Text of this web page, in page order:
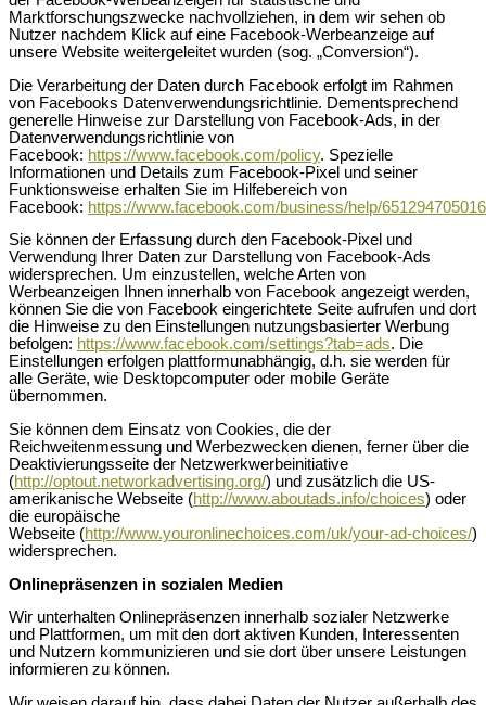
Marktforschungszwecke nachvollziehen, in dem wir sehen ob
Nutzer nachdem Klick auf eine Facebook-Werbeanzeige auf
unsere Website weitergeleitet wurden (sog. „Conversion“).
Die Verarbeitung der Daten durch Facebook erfolgt im Rahmen
von Facebooks Datenverwendungsrichtlinie. Dementsprechend
generelle Hinweise zur Darstellung von Facebook-Ads, in der
Datenverwendungsrichtlinie von
Facebook: https://www.facebook.com/policy. Spezielle
Informationen und Details zum Facebook-Pixel und seiner
Funktionsweise erhalten Sie im Hilfebereich von
Facebook: https://www.facebook.com/business/help/
Sie können der Erfassung durch den Facebook-Pixel und
Verwendung Ihrer Daten zur Darstellung von Facebook-Ads
widersprechen. Um einzustellen, welche Arten von
Werbeanzeigen Ihnen innerhalb von Facebook angezeigt werden,
können Sie die von Facebook eingerichtete Seite aufrufen und dort
die Hinweise zu den Einstellungen nutzungsbasierter Werbung
befolgen: https://www.facebook.com/settings?tab=ads. Die
Einstellungen erfolgen plattformunabhängig, d.h. sie werden für
alle Geräte, wie Desktopcomputer oder mobile Geräte
übernommen.
Sie können dem Einsatz von Cookies, die der
Reichweitenmessung und Werbezwecken dienen, ferner über die
Deaktivierungsseite der Netzwerkwerbeinitiative
(http://optout.networkadvertising.org/) und zusätzlich die US-
amerikanische Webseite (http://www.aboutads.info/choices) oder
die europäische
Webseite (http://www.youronlinechoices.com/uk/your-ad-choices/)
widersprechen.
Onlinepräsenzen in sozialen Medien
Wir unterhalten Onlinepräsenzen innerhalb sozialer Netzwerke
und Plattformen, um mit den dort aktiven Kunden, Interessenten
und Nutzern kommunizieren und sie dort über unsere Leistungen
informieren zu können.